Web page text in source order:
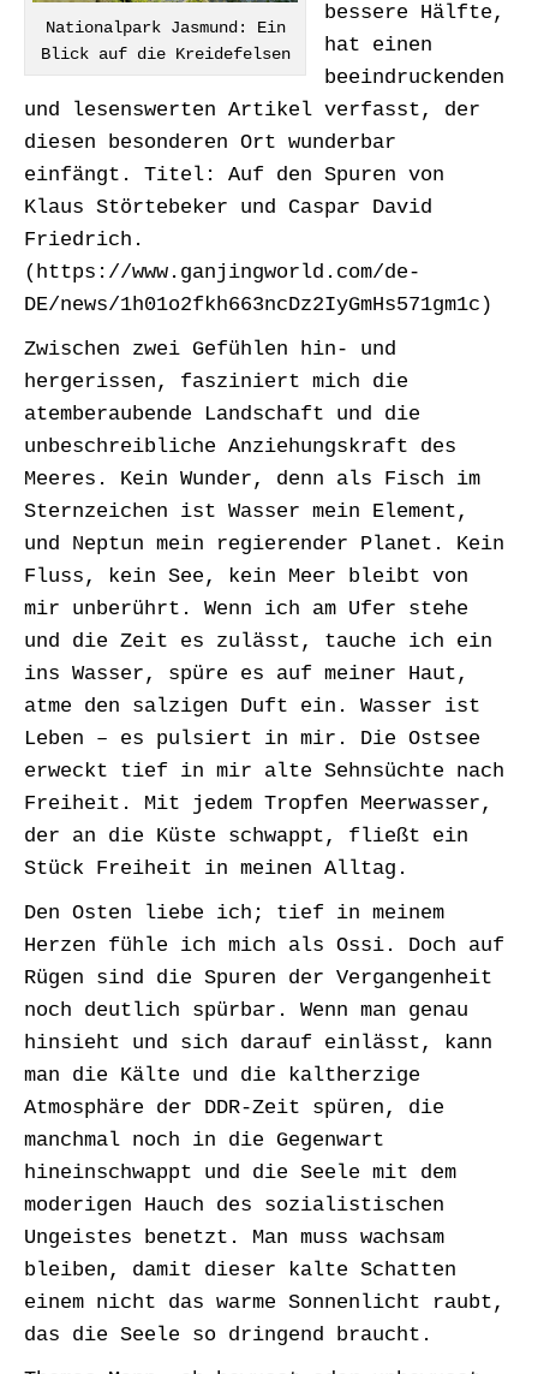
Nationalpark Jasmund: Ein
Blick auf die Kreidefelsen
bessere Hälfte,
hat einen
beeindruckenden
und lesenswerten Artikel verfasst, der
diesen besonderen Ort wunderbar
einfängt. Titel: Auf den Spuren von
Klaus Störtebeker und Caspar David
Friedrich.
(https://www.ganjingworld.com/de-
DE/news/1h01o2fkh663ncDz2IyGmHs571gm1c)
Zwischen zwei Gefühlen hin- und
hergerissen, fasziniert mich die
atemberaubende Landschaft und die
unbeschreibliche Anziehungskraft des
Meeres. Kein Wunder, denn als Fisch im
Sternzeichen ist Wasser mein Element,
und Neptun mein regierender Planet. Kein
Fluss, kein See, kein Meer bleibt von
mir unberührt. Wenn ich am Ufer stehe
und die Zeit es zulässt, tauche ich ein
ins Wasser, spüre es auf meiner Haut,
atme den salzigen Duft ein. Wasser ist
Leben – es pulsiert in mir. Die Ostsee
erweckt tief in mir alte Sehnsüchte nach
Freiheit. Mit jedem Tropfen Meerwasser,
der an die Küste schwappt, fließt ein
Stück Freiheit in meinen Alltag.
Den Osten liebe ich; tief in meinem
Herzen fühle ich mich als Ossi. Doch auf
Rügen sind die Spuren der Vergangenheit
noch deutlich spürbar. Wenn man genau
hinsieht und sich darauf einlässt, kann
man die Kälte und die kaltherzige
Atmosphäre der DDR-Zeit spüren, die
manchmal noch in die Gegenwart
hineinschwappt und die Seele mit dem
moderigen Hauch des sozialistischen
Ungeistes benetzt. Man muss wachsam
bleiben, damit dieser kalte Schatten
einem nicht das warme Sonnenlicht raubt,
das die Seele so dringend braucht.